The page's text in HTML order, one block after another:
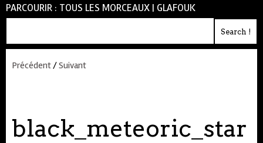
PARCOURIR : TOUS LES MORCEAUX | GLAFOUK
Précédent/Suivant
black_meteoric_star